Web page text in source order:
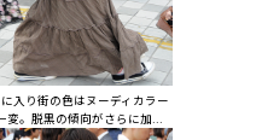
入り街の色はヌーディカラー
変。脱黒の傾向がさらに加...